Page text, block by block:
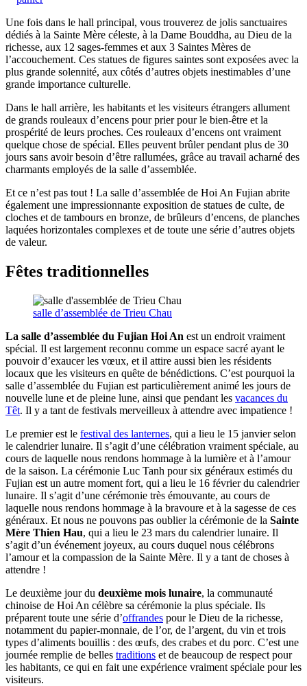
Une fois dans le hall principal, vous trouverez de jolis sanctuaires
dédiés à la Sainte Mère céleste, à la Dame Bouddha, au Dieu de la
richesse, aux 12 sages-femmes et aux 3 Saintes Mères de
l’accouchement. Ces statues de figures saintes sont exposées avec la
plus grande solennité, aux côtés d’autres objets inestimables d’une
grande importance culturelle.
Dans le hall arrière, les habitants et les visiteurs étrangers allument
de grands rouleaux d’encens pour prier pour le bien-être et la
prospérité de leurs proches. Ces rouleaux d’encens ont vraiment
quelque chose de spécial. Elles peuvent brûler pendant plus de 30
jours sans avoir besoin d’être rallumées, grâce au travail acharné des
charmants employés de la salle d’assemblée.
Et ce n’est pas tout ! La salle d’assemblée de Hoi An Fujian abrite
également une impressionnante exposition de statues de culte, de
cloches et de tambours en bronze, de brûleurs d’encens, de planches
laquées horizontales complexes et de toute une série d’autres objets
de valeur.
Fêtes traditionnelles
salle d’assemblée de Trieu Chau
La salle d’assemblée du Fujian Hoi An est un endroit vraiment
spécial. Il est largement reconnu comme un espace sacré ayant le
pouvoir d’exaucer les vœux, et il attire aussi bien les résidents
locaux que les visiteurs en quête de bénédictions. C’est pourquoi la
salle d’assemblée du Fujian est particulièrement animé les jours de
nouvelle lune et de pleine lune, ainsi que pendant les vacances du
Têt. Il y a tant de festivals merveilleux à attendre avec impatience !
Le premier est le festival des lanternes, qui a lieu le 15 janvier selon
le calendrier lunaire. Il s’agit d’une célébration vraiment spéciale, au
cours de laquelle nous rendons hommage à la lumière et à l’amour
de la saison. La cérémonie Luc Tanh pour six généraux estimés du
Fujian est un autre moment fort, qui a lieu le 16 février du calendrier
lunaire. Il s’agit d’une cérémonie très émouvante, au cours de
laquelle nous rendons hommage à la bravoure et à la sagesse de ces
généraux. Et nous ne pouvons pas oublier la cérémonie de la Sainte
Mère Thien Hau, qui a lieu le 23 mars du calendrier lunaire. Il
s’agit d’un événement joyeux, au cours duquel nous célébrons
l’amour et la compassion de la Sainte Mère. Il y a tant de choses à
attendre !
Le deuxième jour du deuxième mois lunaire, la communauté
chinoise de Hoi An célèbre sa cérémonie la plus spéciale. Ils
préparent toute une série d’offrandes pour le Dieu de la richesse,
notamment du papier-monnaie, de l’or, de l’argent, du vin et trois
types d’aliments bouillis : des œufs, des crabes et du porc. C’est une
journée remplie de belles traditions et de beaucoup de respect pour
les habitants, ce qui en fait une expérience vraiment spéciale pour les
visiteurs.